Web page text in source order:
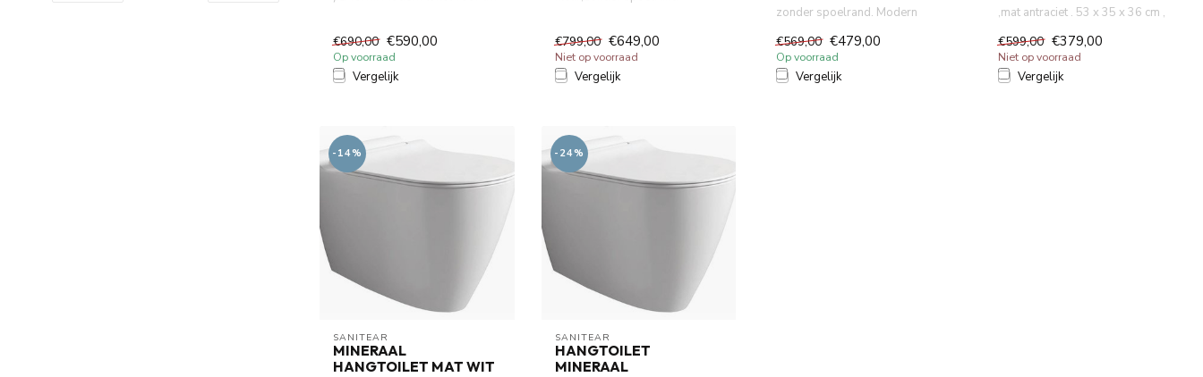
€690,00 €590,00
Op voorraad
Vergelijk
Mo...
€799,00 €649,00
Niet op voorraad
Vergelijk
zonder spoelrand. Modern
€569,00 €479,00
Op voorraad
Vergelijk
,mat antraciet . 53 x 35 x 36 cm ,
€599,00 €379,00
Niet op voorraad
Vergelijk
-14%
SANITEAR
MINERAAL
HANGTOILET MAT WIT
-24%
SANITEAR
HANGTOILET
MINERAAL